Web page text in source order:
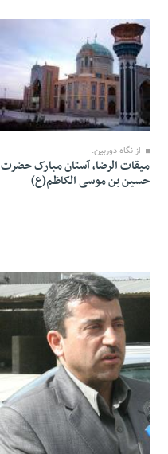
21 Farvardin 1391 - 19:02
از نگاه دوربین.
میقات الرضا، آستان مبارک حضرت
حسین بن موسی الکاظم(ع)